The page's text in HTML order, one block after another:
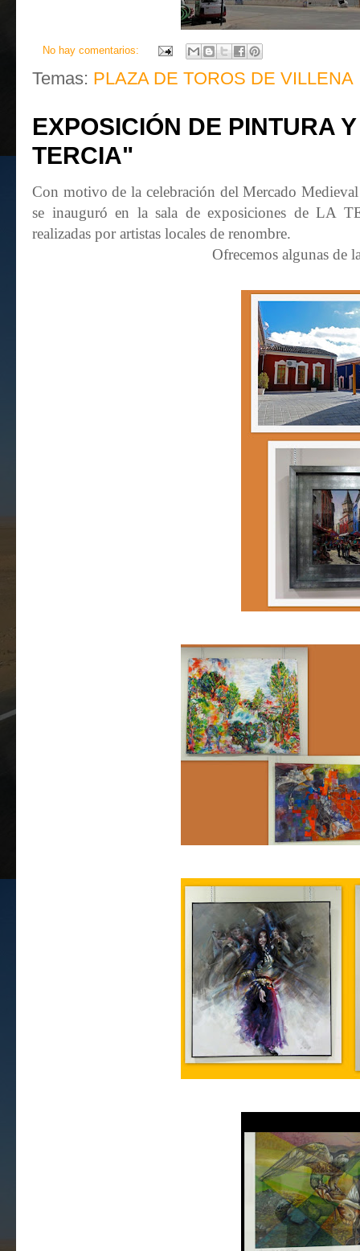
No hay comentarios:
Temas: PLAZA DE TOROS DE VILLENA
EXPOSICIÓN DE PINTURA
TERCIA"
Con motivo de la celebración del Mercado
se inauguró en la sala de exposiciones de LA
realizadas por artistas locales de renombre.
Ofrecemos algunas de